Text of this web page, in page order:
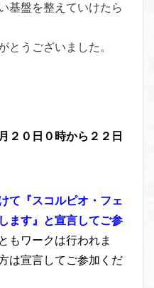
基盤を整えていけたら
とうございました。
月２０日０時から２２日
て『スコルピオ・フェ
ます』と宣言してご参
もワークは行われま
は宣言してご参加くだ